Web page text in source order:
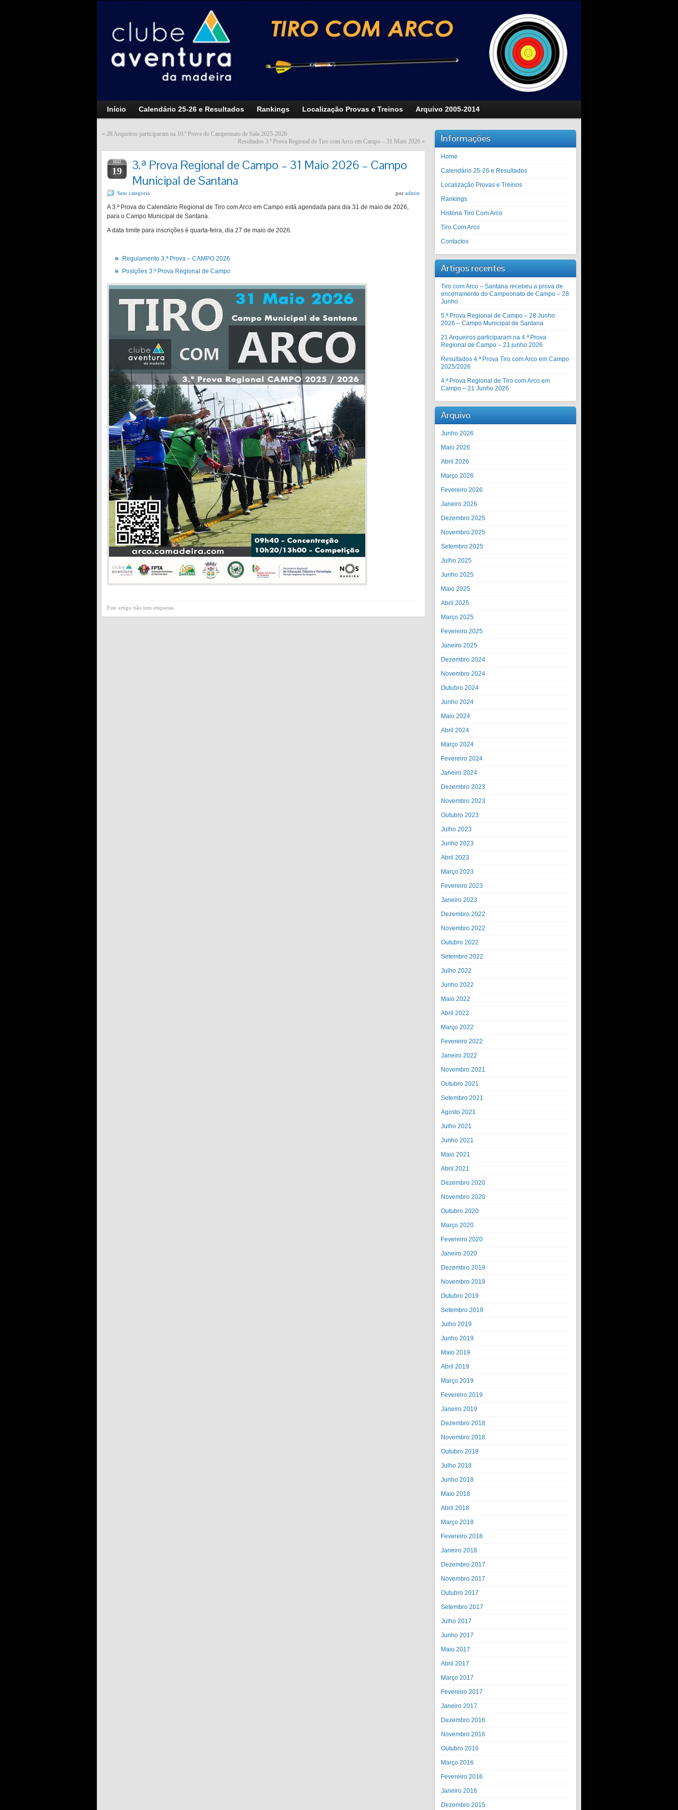
Início Calendário 25-26 e Resultados Rankings Localização Provas e Treinos Arquivo 2005-2014
« 28 Arqueiros participaram na 10.ª Prova do Campeonato de Sala 2025-2026
Resultados 3.ª Prova Regional de Tiro com Arco em Campo – 31 Maio 2026 »
MAI
19
3.ª Prova Regional de Campo – 31 Maio 2026 – Campo
Municipal de Santana
Sem categoria por admin
A 3.ª Prova do Calendário Regional de Tiro com Arco em Campo está agendada para dia 31 de maio de 2026,
para o Campo Municipal de Santana.
A data limite para inscrições é quarta-feira, dia 27 de maio de 2026.
Regulamento 3.ª Prova – CAMPO 2026
Posições 3.ª Prova Regional de Campo
Este artigo não tem etiquetas.
Informações
Home
Calendário 25-26 e Resultados
Localização Provas e Treinos
Rankings
História Tiro Com Arco
Tiro Com Arco
Contactos
Artigos recentes
Tiro com Arco – Santana recebeu a prova de
encerramento do Campeonato de Campo – 28
Junho
5.ª Prova Regional de Campo – 28 Junho
2026 – Campo Municipal de Santana
21 Arqueiros participaram na 4.ª Prova
Regional de Campo – 21 junho 2026
Resultados 4.ª Prova Tiro com Arco em Campo
2025/2026
4.ª Prova Regional de Tiro com Arco em
Campo – 21 Junho 2026
Arquivo
Junho 2026
Maio 2026
Abril 2026
Março 2026
Fevereiro 2026
Janeiro 2026
Dezembro 2025
Novembro 2025
Setembro 2025
Julho 2025
Junho 2025
Maio 2025
Abril 2025
Março 2025
Fevereiro 2025
Janeiro 2025
Dezembro 2024
Novembro 2024
Outubro 2024
Junho 2024
Maio 2024
Abril 2024
Março 2024
Fevereiro 2024
Janeiro 2024
Dezembro 2023
Novembro 2023
Outubro 2023
Julho 2023
Junho 2023
Abril 2023
Março 2023
Fevereiro 2023
Janeiro 2023
Dezembro 2022
Novembro 2022
Outubro 2022
Setembro 2022
Julho 2022
Junho 2022
Maio 2022
Abril 2022
Março 2022
Fevereiro 2022
Janeiro 2022
Novembro 2021
Outubro 2021
Setembro 2021
Agosto 2021
Julho 2021
Junho 2021
Maio 2021
Abril 2021
Dezembro 2020
Novembro 2020
Outubro 2020
Março 2020
Fevereiro 2020
Janeiro 2020
Dezembro 2019
Novembro 2019
Outubro 2019
Setembro 2019
Julho 2019
Junho 2019
Maio 2019
Abril 2019
Março 2019
Fevereiro 2019
Janeiro 2019
Dezembro 2018
Novembro 2018
Outubro 2018
Julho 2018
Junho 2018
Maio 2018
Abril 2018
Março 2018
Fevereiro 2018
Janeiro 2018
Dezembro 2017
Novembro 2017
Outubro 2017
Setembro 2017
Julho 2017
Junho 2017
Maio 2017
Abril 2017
Março 2017
Fevereiro 2017
Janeiro 2017
Dezembro 2016
Novembro 2016
Outubro 2016
Março 2016
Fevereiro 2016
Janeiro 2016
Dezembro 2015